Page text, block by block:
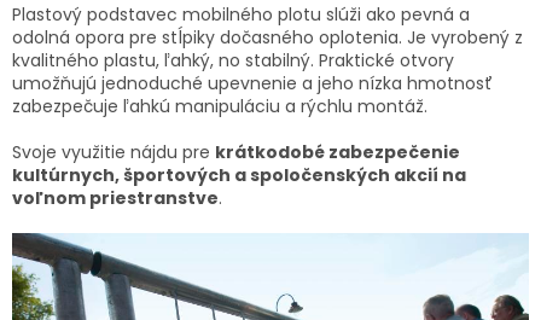
Plastový podstavec mobilného plotu slúži ako pevná a
odolná opora pre stĺpiky dočasného oplotenia. Je vyrobený z
kvalitného plastu, ľahký, no stabilný. Praktické otvory
umožňujú jednoduché upevnenie a jeho nízka hmotnosť
zabezpečuje ľahkú manipuláciu a rýchlu montáž.
Svoje využitie nájdu pre krátkodobé zabezpečenie
kultúrnych, športových a spoločenských akcií na
voľnom priestranstve.